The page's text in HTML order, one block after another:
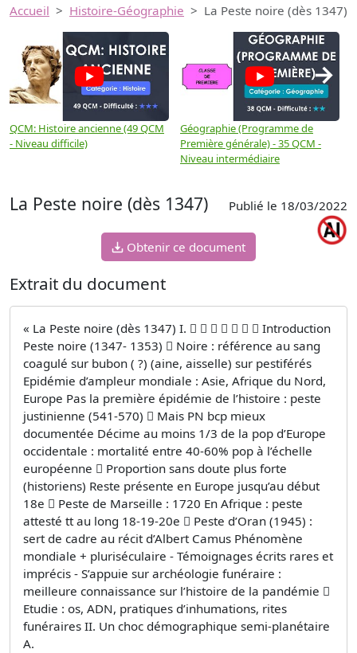
Accueil Histoire-Géographie La Peste noire (dès 1347)
QCM: Histoire ancienne (49 QCM
- Niveau difficile)
Géographie (Programme de
Première générale) - 35 QCM -
Niveau intermédiaire
→
La Peste noire (dès 1347) Publié le 18/03/2022
Obtenir ce document
Extrait du document
« La Peste noire (dès 1347) I.        Introduction
Peste noire (1347- 1353)  Noire : référence au sang
coagulé sur bubon ( ?) (aine, aisselle) sur pestiférés
Epidémie d’ampleur mondiale : Asie, Afrique du Nord,
Europe Pas la première épidémie de l’histoire : peste
justinienne (541-570)  Mais PN bcp mieux
documentée Décime au moins 1/3 de la pop d’Europe
occidentale : mortalité entre 40-60% pop à l’échelle
européenne  Proportion sans doute plus forte
(historiens) Reste présente en Europe jusqu’au début
18e  Peste de Marseille : 1720 En Afrique : peste
attesté tt au long 18-19-20e  Peste d’Oran (1945) :
sert de cadre au récit d’Albert Camus Phénomène
mondiale + pluriséculaire - Témoignages écrits rares et
imprécis - S’appuie sur archéologie funéraire :
meilleure connaissance sur l’histoire de la pandémie 
Etudie : os, ADN, pratiques d’inhumations, rites
funéraires II. Un choc démographique semi-planétaire
A.